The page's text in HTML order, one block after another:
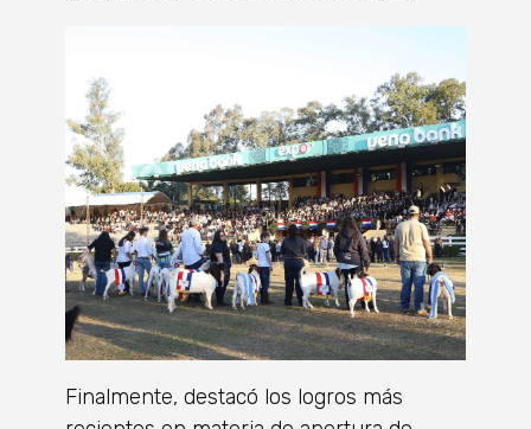
Finalmente, destacó los logros más